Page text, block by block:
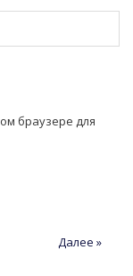
браузере для
Далее »